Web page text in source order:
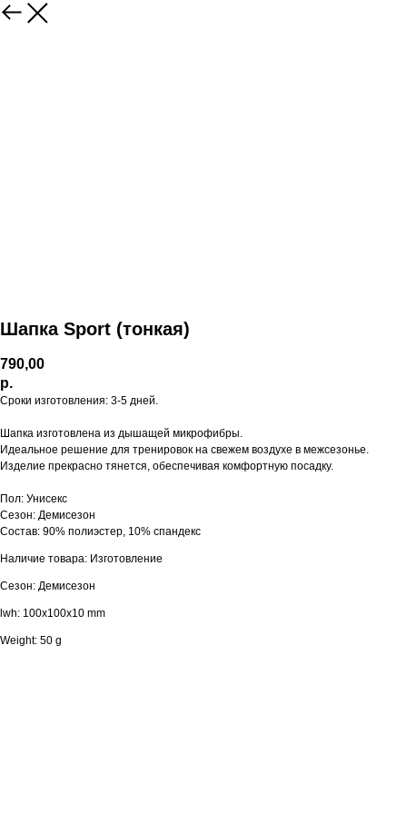
Шапка Sport (тонкая)
790,00
р.
Сроки изготовления: 3-5 дней.
Шапка изготовлена из дышащей микрофибры.
Идеальное решение для тренировок на свежем воздухе в межсезонье.
Изделие прекрасно тянется, обеспечивая комфортную посадку.
Пол: Унисекс
Сезон: Демисезон
Состав: 90% полиэстер, 10% спандекс
Наличие товара: Изготовление
Сезон: Демисезон
lwh: 100x100x10 mm
Weight: 50 g